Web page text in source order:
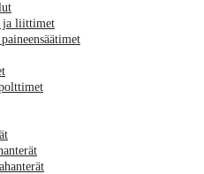
ja liittimet